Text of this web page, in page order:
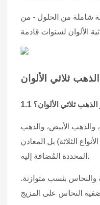
شاملة من الحلول - من
ثلاثي الألوان
الذهب ثلاثي الألوان؟
والذهب الأبيض، والذهب
الثلاثة) بل المعادن
المحددة المُضافة إليه.
من الذهب عيار 18 قيراطًا ممزوجة بالفضة والنحاس بنسب متوازنة.